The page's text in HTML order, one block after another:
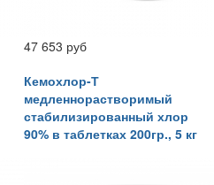
47 653 руб
Кемохлор-Т
медленнорастворимый
стабилизированный хлор
90% в таблетках 200гр., 5 кг